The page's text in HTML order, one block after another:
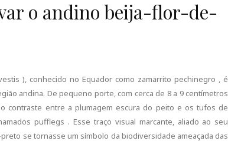
o andino beija-flor-de-
), conhecido no Equador como zamarrito pechinegro , é
andina. De pequeno porte, com cerca de 8 a 9 centímetros
contraste entre a plumagem escura do peito e os tufos de
pufflegs . Esse traço visual marcante, aliado ao seu
se tornasse um símbolo da biodiversidade ameaçada das